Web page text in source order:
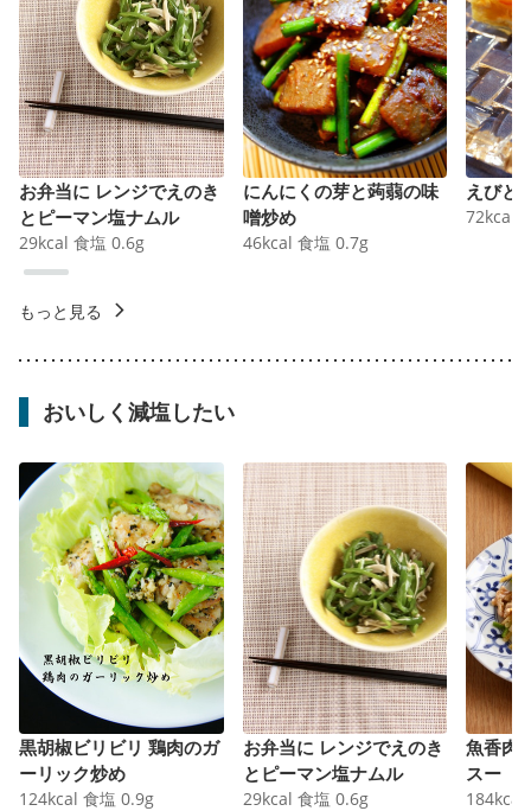
お弁当に レンジでえのき
とピーマン塩ナムル
29kcal 食塩 0.6g
にんにくの芽と蒟蒻の味
噌炒め
46kcal 食塩 0.7g
えびと
72kcal
もっと見る
おいしく減塩したい
黒胡椒ビリビリ 鶏肉のガ
ーリック炒め
124kcal 食塩 0.9g
お弁当に レンジでえのき
とピーマン塩ナムル
29kcal 食塩 0.6g
魚香肉
スー
184kcal